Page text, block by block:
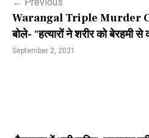
n
a
Warangal Triple Murder
बोले- "हत्यारों ने शरीर को बेरहमी से
September 2, 2021